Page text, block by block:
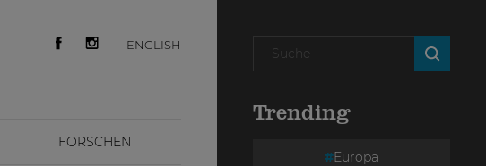
ENGLISH
FORSCHEN
Trending
Europa